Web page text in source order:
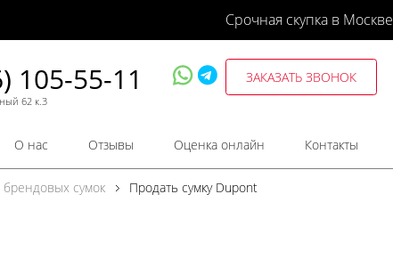
Срочная скупка в Москве
105-55-11
62 к.3
ЗАКАЗАТЬ ЗВОНОК
О нас Отзывы Оценка онлайн Контакты
брендовых сумок Продать сумку Dupont